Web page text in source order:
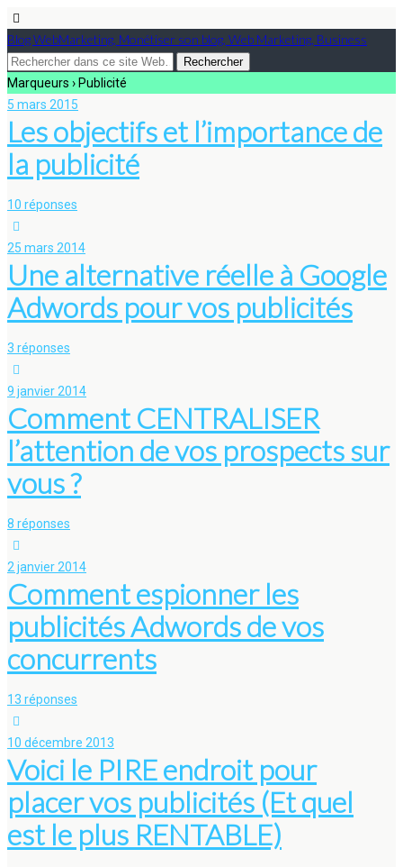
Blog WebMarketing, Monétiser son blog, Web Marketing, Business
Marqueurs › Publicité
5 mars 2015
Les objectifs et l’importance de
la publicité
10 réponses
25 mars 2014
Une alternative réelle à Google
Adwords pour vos publicités
3 réponses
9 janvier 2014
Comment CENTRALISER
l’attention de vos prospects sur
vous ?
8 réponses
2 janvier 2014
Comment espionner les
publicités Adwords de vos
concurrents
13 réponses
10 décembre 2013
Voici le PIRE endroit pour
placer vos publicités (Et quel
est le plus RENTABLE)